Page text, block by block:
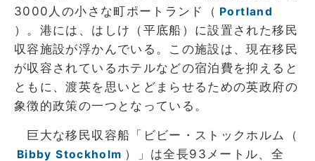
3000人の小さな町ポートランド（ Portland
）。港には、はしけ（平底船）に設置された移民
収容施設が浮かんでいる。この施設は、現在移民
が収容されているホテルなどの宿泊費を抑えると
ともに、渡英を思いとどまらせるための英政府の
象徴的政策の一つとなっている。
巨大な移民収容船「ビビー・ストックホルム（
Bibby Stockholm ）」は全長93メートル、全